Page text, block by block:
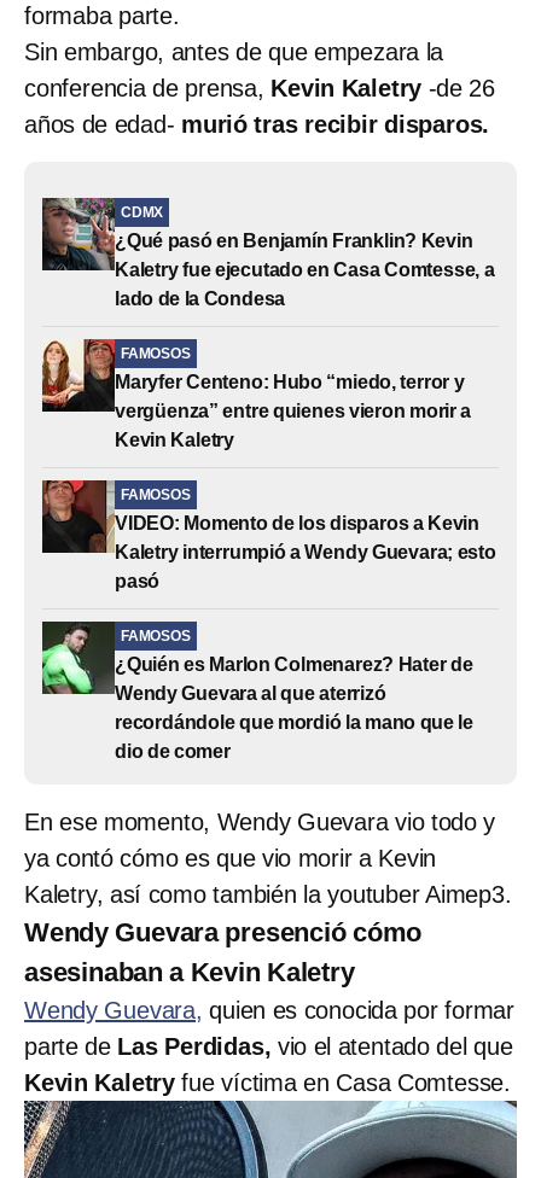
formaba parte.
Sin embargo, antes de que empezara la
conferencia de prensa, Kevin Kaletry -de 26
años de edad- murió tras recibir disparos.
CDMX
¿Qué pasó en Benjamín Franklin? Kevin
Kaletry fue ejecutado en Casa Comtesse, a
lado de la Condesa
FAMOSOS
Maryfer Centeno: Hubo “miedo, terror y
vergüenza” entre quienes vieron morir a
Kevin Kaletry
FAMOSOS
VIDEO: Momento de los disparos a Kevin
Kaletry interrumpió a Wendy Guevara; esto
pasó
FAMOSOS
¿Quién es Marlon Colmenarez? Hater de
Wendy Guevara al que aterrizó
recordándole que mordió la mano que le
dio de comer
En ese momento, Wendy Guevara vio todo y
ya contó cómo es que vio morir a Kevin
Kaletry, así como también la youtuber Aimep3.
Wendy Guevara presenció cómo
asesinaban a Kevin Kaletry
Wendy Guevara, quien es conocida por formar
parte de Las Perdidas, vio el atentado del que
Kevin Kaletryfue víctima en Casa Comtesse.